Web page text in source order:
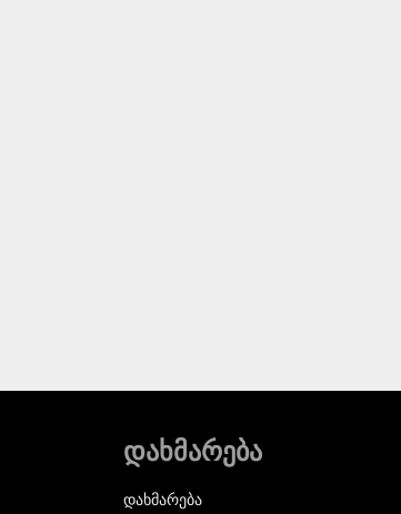
დახმარება
დახმარება